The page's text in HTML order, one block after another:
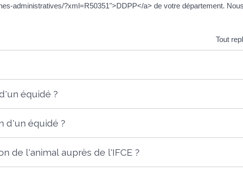
administratives/?xml=R50351">DDPP</a> de votre département.
Tout
équidé ?
d'un équidé ?
de l'animal auprès de l'IFCE ?